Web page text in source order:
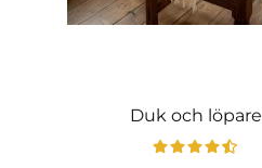
Duk och löpare